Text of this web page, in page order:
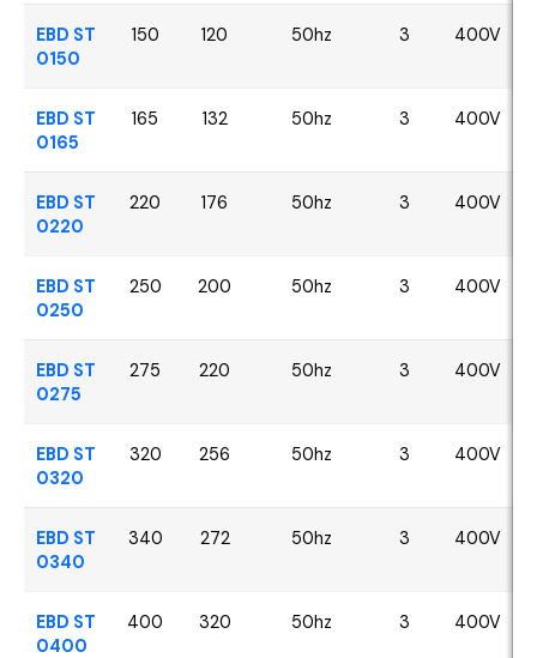
EBD ST
0150
150 120 50hz 3 400V
EBD ST
0165
165 132 50hz 3 400V
EBD ST
0220
220 176 50hz 3 400V
EBD ST
0250
250 200 50hz 3 400V
EBD ST
0275
275 220 50hz 3 400V
EBD ST
0320
320 256 50hz 3 400V
EBD ST
0340
340 272 50hz 3 400V
EBD ST
0400
400 320 50hz 3 400V